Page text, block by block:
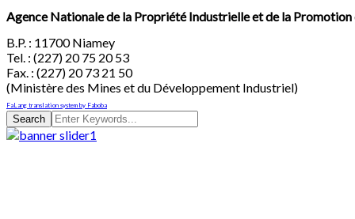
Agence Nationale de la Propriété Industrielle et de la
B.P. : 11700 Niamey
Tel. : (227) 20 75 20 53
Fax. : (227) 20 73 21 50
(Ministère des Mines et du Développement Industriel)
FaLang translation system by Faboba
Search